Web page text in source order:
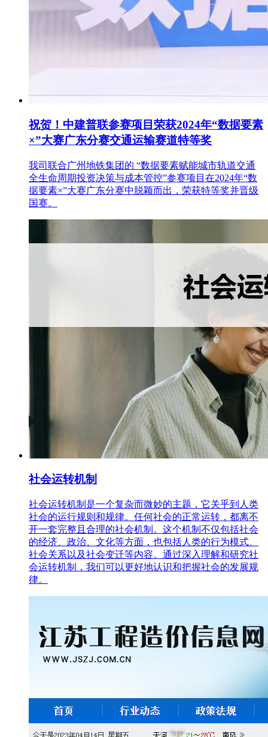
祝贺！中建普联参赛项目荣获2024年“数据要素
×”大赛广东分赛交通运输赛道特等奖
我司联合广州地铁集团的 “数据要素赋能城市轨道交通
全生命周期投资决策与成本管控”参赛项目在2024年“数
据要素×”大赛广东分赛中脱颖而出，荣获特等奖并晋级
国赛。
社会运转机制
社会运转机制是一个复杂而微妙的主题，它关乎到人类
社会的运行规则和规律。任何社会的正常运转，都离不
开一套完整且合理的社会机制。这个机制不仅包括社会
的经济、政治、文化等方面，也包括人类的行为模式、
社会关系以及社会变迁等内容。通过深入理解和研究社
会运转机制，我们可以更好地认识和把握社会的发展规
律。